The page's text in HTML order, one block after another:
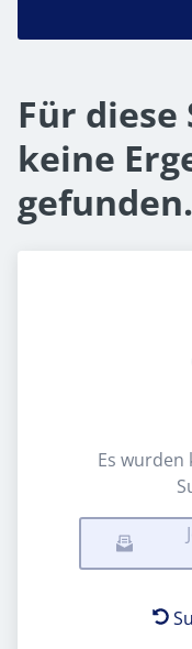
Für diese
keine
gefunden.
Es wurden